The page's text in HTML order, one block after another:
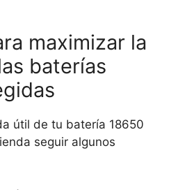
maximizar la
baterías
útil de tu batería 18650
seguir algunos